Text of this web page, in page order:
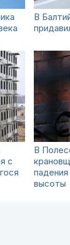
В
с
В
высоты